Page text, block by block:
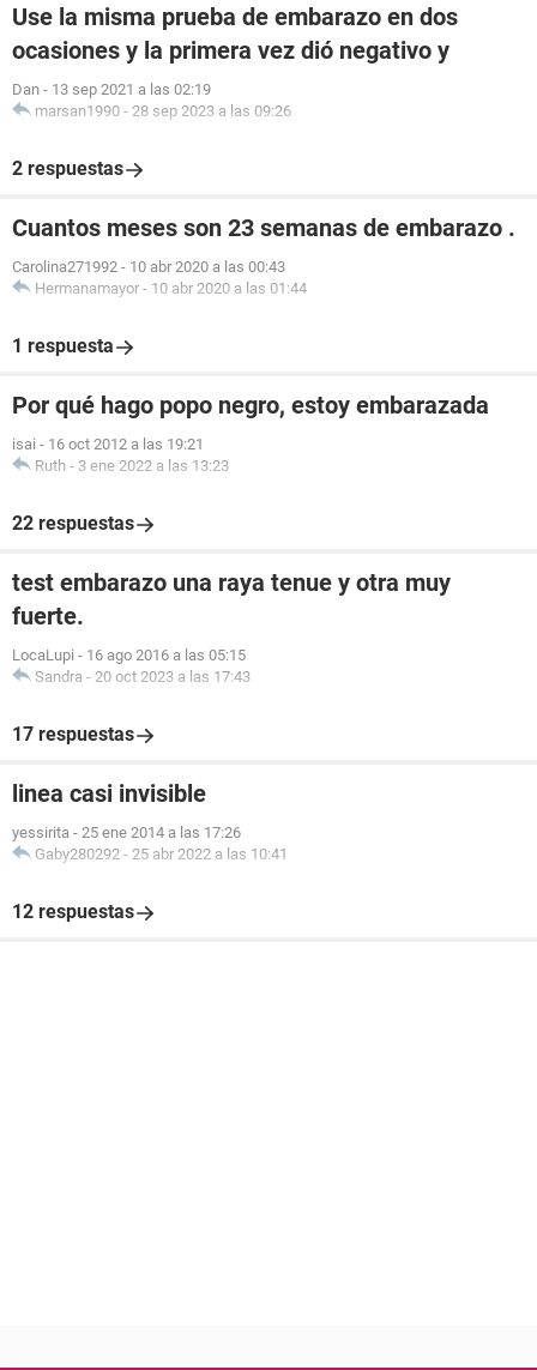
Use la misma prueba de embarazo en dos
ocasiones y la primera vez dió negativo y
Dan - 13 sep 2021 a las 02:19
marsan1990 - 28 sep 2023 a las 09:26
2 respuestas
Cuantos meses son 23 semanas de embarazo .
Carolina271992 - 10 abr 2020 a las 00:43
Hermanamayor - 10 abr 2020 a las 01:44
1 respuesta
Por qué hago popo negro, estoy embarazada
isai - 16 oct 2012 a las 19:21
Ruth - 3 ene 2022 a las 13:23
22 respuestas
test embarazo una raya tenue y otra muy
fuerte.
LocaLupi - 16 ago 2016 a las 05:15
Sandra - 20 oct 2023 a las 17:43
17 respuestas
linea casi invisible
yessirita - 25 ene 2014 a las 17:26
Gaby280292 - 25 abr 2022 a las 10:41
12 respuestas